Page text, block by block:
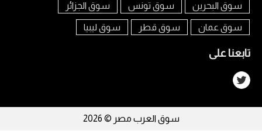
سوق البحرين سوق تونس سوق الجزائر
سوق عمان سوق قطر سوق ليبيا
تابعنا على
سوق العرب مصر © 2026